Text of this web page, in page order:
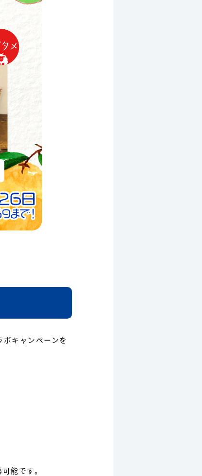
キャンペーンを
能です。